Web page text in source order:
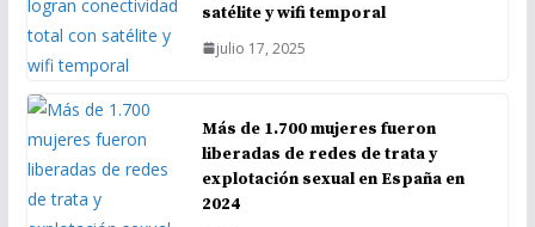
satélite y wifi temporal
julio 17, 2025
Más de 1.700 mujeres fueron
liberadas de redes de trata y
explotación sexual en España en
2024